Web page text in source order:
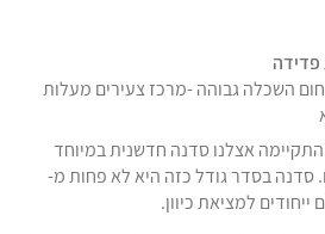
פדידה
השכלה גבוהה -מרכז צעירים מעלות
בחודש פברואר 2018 התקיימה אצלנו סדנה חדשנית במיוחד
סדנה בסדר גודל כזה היא לא פחות מ-
למציאת כיוון.